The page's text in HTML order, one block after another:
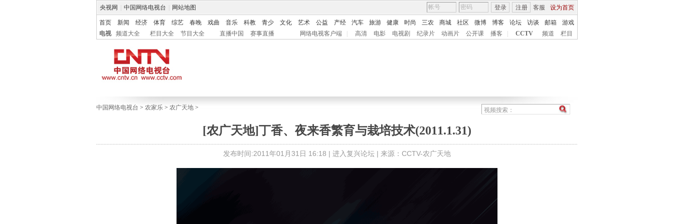
央视网 中国网络电视台 网站地图 客服 设为首页
登录 注册
首页 新闻 经济 体育 综艺 春晚 戏曲 音乐 科教 青少 文化 艺术 公益 产经 汽车 旅游 健康 时尚 三农 商城 社区 微博 博客 论坛 访谈 邮箱
游戏
电视
频道大全 栏目大全 节目大全 直播中国 赛事直播 网络电视客户端 高清 电影 电视剧 纪录片 动画片 公开课 播客 CCTV 频道 栏目
中国网络电视台 > 农家乐 > 农广天地 >
[农广天地]丁香、夜来香繁育与栽培技术(2011.1.31)
发布时间:2011年01月31日 16:18 | 进入复兴论坛 | 来源：CCTV-农广天地